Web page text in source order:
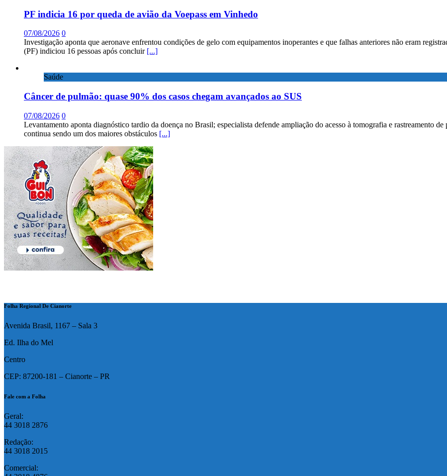
PF indicia 16 por queda de avião da Voepass em Vinhedo
07/08/2026 0
Investigação aponta que aeronave enfrentou condições de gelo com equipamentos inoperantes e que falhas anteriores não eram
(PF) indiciou 16 pessoas após concluir [...]
Saúde
Câncer de pulmão: quase 90% dos casos chegam avançados ao SUS
07/08/2026 0
Levantamento aponta diagnóstico tardio da doença no Brasil; especialista defende ampliação do acesso à tomografia e rastreamento
continua sendo um dos maiores obstáculos [...]
Folha Regional De Cianorte
Avenida Brasil, 1167 – Sala 3
Ed. Ilha do Mel
Centro
CEP: 87200-181 – Cianorte – PR
Fale com a Folha
Geral:
44 3018 2876
Redação:
44 3018 2015
Comercial: